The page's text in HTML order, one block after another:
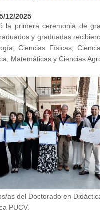
12/2025
la primera ceremonia de
y graduadas
Ciencias Físicas,
Matemáticas y Ciencias
as del Doctorado en
PUCV.